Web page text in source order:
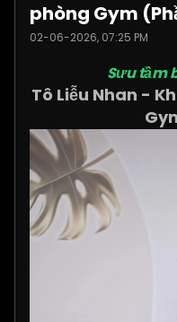
phòng Gym
02-06-2026, 07:25 PM
Sưu tầm
Tô Liễu Nhan -